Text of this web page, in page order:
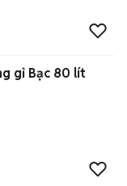
gỉ Bạc 80 lít